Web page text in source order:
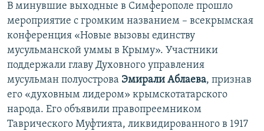
В минувшие выходные в Симферополе прошло
мероприятие с громким названием – всекрымская
конференция «Новые вызовы единству
мусульманской уммы в Крыму». Участники
поддержали главу Духовного управления
мусульман полуострова Эмирали Аблаева, признав
его «духовным лидером» крымскотатарского
народа. Его объявили правопреемником
Таврического Муфтията, ликвидированного в 1917